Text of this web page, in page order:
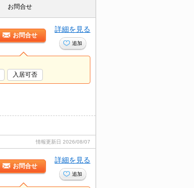
お問合せ
お問合せ
詳細を見る
追加
入居可否
情報更新日 2026/08/07
お問合せ
詳細を見る
追加